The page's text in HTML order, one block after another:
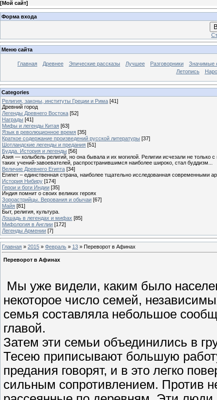
[Мой сайт]
Форма входа
Меню сайта
Главная Древнее Эпические рассказы Лучшее Разговорники
Значимые
Летопись
Categories
Религия, законы, институты Греции и Рима [41]
Древний город
Легенды Древнего Востока [52]
Награды [41]
Мифы и легенды Китая [63]
Язык в революционное время [35]
Краткое содержание произведений русской литературы [37]
Шотландские легенды и предания [51]
Будда. История и легенды [56]
Азия — колыбель религий, но она бывала и их могилой. Религии исчезали не
таких учений-завоевателей, распространившимся наиболее широко, стал буддизм...
Величие Древнего Египта [34]
Египет – единственная страна, наиболее тщательно исследованная современными
История Нибиру [174]
Герои и боги Индии [35]
Индия помнит о своих великих героях
Зороастрийцы. Верования и обычаи [67]
Майя [81]
Быт, религия, культура.
Лошадь в легендах и мифах [85]
Мифология в Англии [172]
Легенды Армении [7]
Главная » 2015 » Февраль » 13 » Переворот в Афинах
Переворот в Афинах
Мы уже видели, каким было
некоторое число семей,
семья составляла небольшое
главой.
Затем эти семьи объединились в
Тесею приписывают большую
предания говорят, и в это легко
сильным сопротивлением. Против